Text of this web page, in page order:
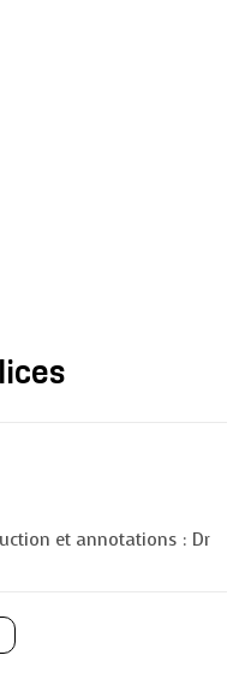
et annotations : Dr